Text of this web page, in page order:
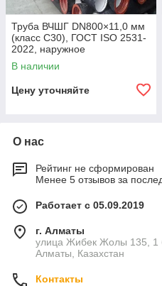
Труба ВЧШГ DN800×11,0 мм
(класс C30), ГОСТ ISO 2531-
2022, наружное
полиуретановое покрытие,
внутреннее цементно-
В наличии
Цену уточняйте
О нас
Рейтинг не сформирован
Менее 5 отзывов за
Работает с 05.09.2019
г. Алматы
улица Жибек Жолы 135, 1
Алматы, Казахстан
Контакты